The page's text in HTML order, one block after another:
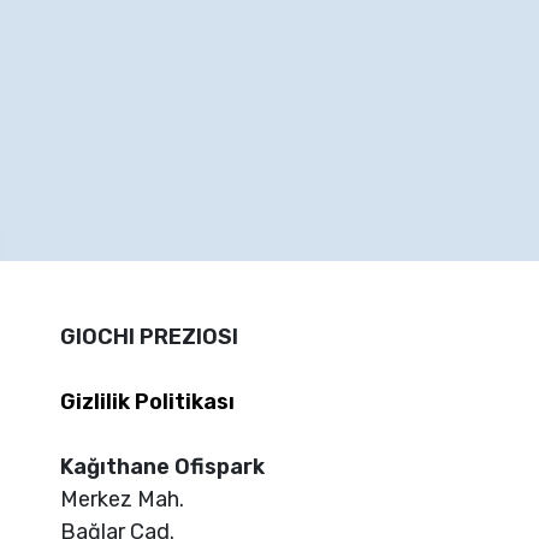
GIOCHI PREZIOSI
Gizlilik Politikası
Kağıthane Ofispark
Merkez Mah.
Bağlar Cad.